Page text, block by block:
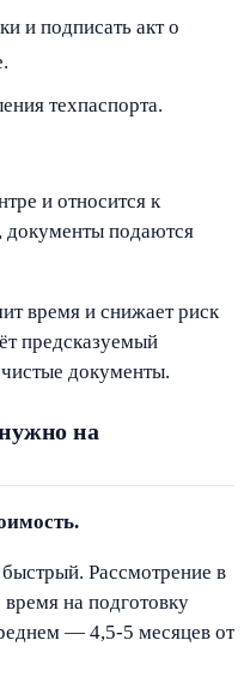
и подписать акт о
техпаспорта.
и относится к
документы подаются
время и снижает риск
предсказуемый
документы.
на
Рассмотрение в
на подготовку
— 4,5-5 месяцев от